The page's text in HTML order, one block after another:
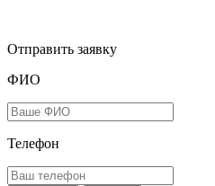
Отправить заявку
ФИО
Телефон